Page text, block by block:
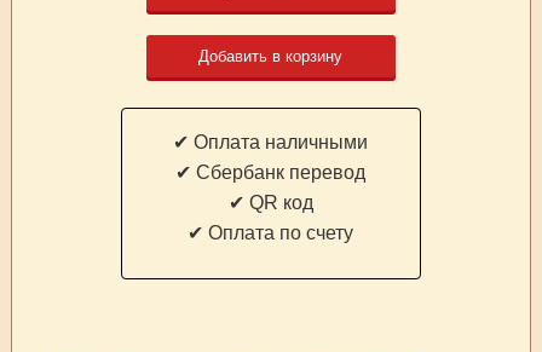
Добавить в корзину
✔ Оплата наличными
✔ Cбербанк перевод
✔ QR код
✔ Оплата по счету